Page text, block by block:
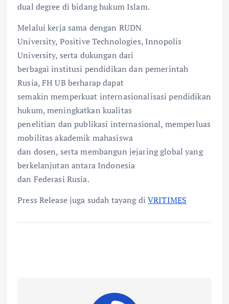
dual degree di bidang hukum Islam.
Melalui kerja sama dengan RUDN
University, Positive Technologies, Innopolis
University, serta dukungan dari
berbagai institusi pendidikan dan pemerintah
Rusia, FH UB berharap dapat
semakin memperkuat internasionalisasi pendidikan
hukum, meningkatkan kualitas
penelitian dan publikasi internasional, memperluas
mobilitas akademik mahasiswa
dan dosen, serta membangun jejaring global yang
berkelanjutan antara Indonesia
dan Federasi Rusia.
Press Release juga sudah tayang diVRITIMES